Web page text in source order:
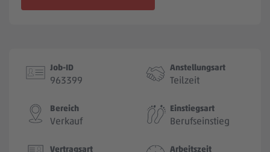
Job-ID
963399
Anstellungsart
Teilzeit
Bereich
Verkauf
Einstiegsart
Berufseinstieg
Vertragsart Arbeitszeit